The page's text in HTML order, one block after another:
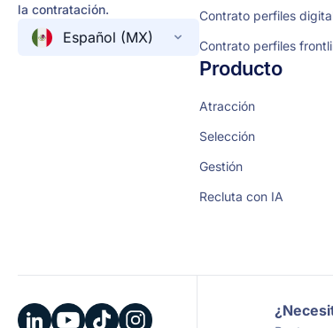
la contratación.
Español (MX)
Contrato perfiles
Contrato perfiles
Producto
Atracción
Selección
Gestión
Recluta con IA